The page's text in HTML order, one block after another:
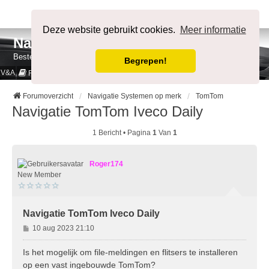
Deze website gebruikt cookies. Meer informatie
Begrepen!
NavigatieForum
Bestemming bereikt.
V&A Regels
Forumoverzicht Navigatie Systemen op merk TomTom
Navigatie TomTom Iveco Daily
1 Bericht • Pagina 1Van 1
Roger174
New Member
Navigatie TomTom Iveco Daily
B
e
10 aug 2023 21:10
Is het mogelijk om file-meldingen en flitsers te installeren
op een vast ingebouwde TomTom?